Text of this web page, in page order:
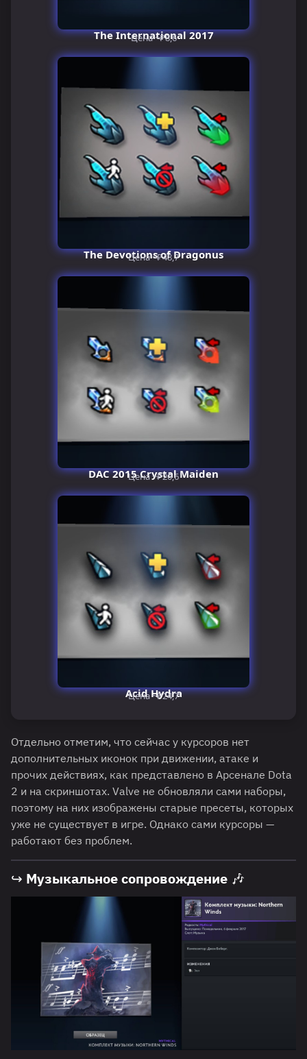
The International 2017
Цена ~₽8,6
The Devotions of Dragonus
Цена ~₽48,7
DAC 2015 Crystal Maiden
Цена ~₽20,6
Acid Hydra
Цена ~₽24,7
Отдельно отметим, что сейчас у курсоров нет
дополнительных иконок при движении, атаке и
прочих действиях, как представлено в Арсенале Dota
2 и на скриншотах. Valve не обновляли сами наборы,
поэтому на них изображены старые пресеты, которых
уже не существует в игре. Однако сами курсоры —
работают без проблем.
↪ Музыкальное сопровождение 🎶